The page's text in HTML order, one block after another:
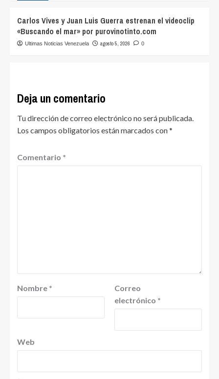
Carlos Vives y Juan Luis Guerra estrenan el videoclip
«Buscando el mar» por purovinotinto.com
Ultimas Noticias Venezuela agosto 5, 2026 0
Deja un comentario
Tu dirección de correo electrónico no será publicada.
Los campos obligatorios están marcados con*
Comentario *
Nombre *
Correo
electrónico *
Web